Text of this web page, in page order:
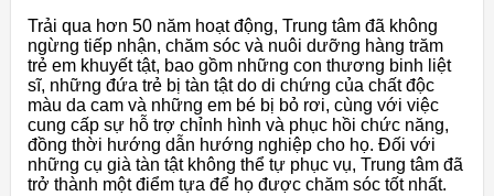
Trải qua hơn 50 năm hoạt động, Trung tâm đã không
ngừng tiếp nhận, chăm sóc và nuôi dưỡng hàng trăm
trẻ em khuyết tật, bao gồm những con thương binh liệt
sĩ, những đứa trẻ bị tàn tật do di chứng của chất độc
màu da cam và những em bé bị bỏ rơi, cùng với việc
cung cấp sự hỗ trợ chỉnh hình và phục hồi chức năng,
đồng thời hướng dẫn hướng nghiệp cho họ. Đối với
những cụ già tàn tật không thể tự phục vụ, Trung tâm đã
trở thành một điểm tựa để họ được chăm sóc tốt nhất.